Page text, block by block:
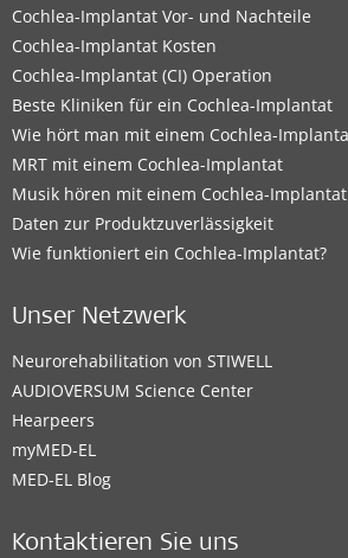
Cochlea-Implantat Vor- und Nachteile
Cochlea-Implantat Kosten
Cochlea-Implantat (CI) Operation
Beste Kliniken für ein Cochlea-Implantat
Wie hört man mit einem Cochlea-
MRT mit einem Cochlea-Implantat
Musik hören mit einem Cochlea-Implantat
Daten zur Produktzuverlässigkeit
Wie funktioniert ein Cochlea-Implantat?
Unser Netzwerk
Neurorehabilitation von STIWELL
AUDIOVERSUM Science Center
Hearpeers
myMED‑EL
MED-EL Blog
Kontaktieren Sie uns